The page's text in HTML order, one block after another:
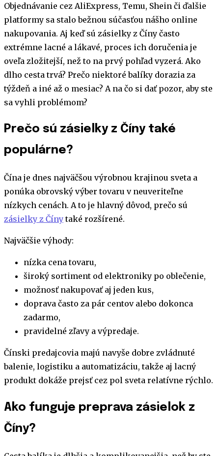
Objednávanie cez AliExpress, Temu, Shein či ďalšie
platformy sa stalo bežnou súčasťou nášho online
nakupovania. Aj keď sú zásielky z Číny často
extrémne lacné a lákavé, proces ich doručenia je
oveľa zložitejší, než to na prvý pohľad vyzerá. Ako
dlho cesta trvá? Prečo niektoré balíky dorazia za
týždeň a iné až o mesiac? A na čo si dať pozor, aby ste
sa vyhli problémom?
Prečo sú zásielky z Číny také
populárne?
Čína je dnes najväčšou výrobnou krajinou sveta a
ponúka obrovský výber tovaru v neuveriteľne
nízkych cenách. A to je hlavný dôvod, prečo sú
zásielky z Čínytaké rozšírené.
Najväčšie výhody:
nízka cena tovaru,
široký sortiment od elektroniky po oblečenie,
možnosť nakupovať aj jeden kus,
doprava často za pár centov alebo dokonca
zadarmo,
pravidelné zľavy a výpredaje.
Čínski predajcovia majú navyše dobre zvládnuté
balenie, logistiku a automatizáciu, takže aj lacný
produkt dokáže prejsť cez pol sveta relatívne rýchlo.
Ako funguje preprava zásielok z
Číny?